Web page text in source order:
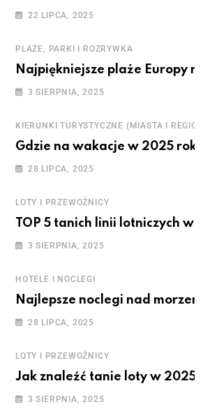
22 LIPCA, 2025
PLAŻE, PARKI I ROZRYWKA
Najpiękniejsze plaże Europy
3 SIERPNIA, 2025
KIERUNKI TURYSTYCZNE (MIASTA I
Gdzie na wakacje w 2025
28 LIPCA, 2025
LOTY I PRZEWOŹNICY
TOP 5 tanich linii lotniczych w
3 SIERPNIA, 2025
HOTELE I NOCLEGI
Najlepsze noclegi nad
28 LIPCA, 2025
LOTY I PRZEWOŹNICY
Jak znaleźć tanie loty w 2025
3 SIERPNIA, 2025